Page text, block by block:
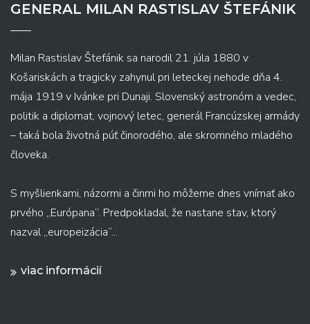
GENERAL MILAN RASTISLAV ŠTEFÁNIK
Milan Rastislav Štefánik sa narodil 21. júla 1880 v
Košariskách a tragicky zahynul pri leteckej nehode dňa 4.
mája 1919 v Ivánke pri Dunaji. Slovenský astronóm a vedec,
politik a diplomat, vojnový letec, generál Francúzskej armády
– taká bola životná púť činorodého, ale skromného mladého
človeka.
S myšlienkami, názormi a činmi ho môžeme dnes vnímať ako
prvého „Európana“. Predpokladal, že nastane stav, ktorý
nazval „europeizácia“...
viac informácií